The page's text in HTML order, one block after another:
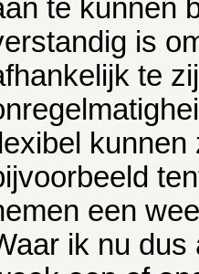
te kunnen
is
te
kunnen
een
ik nu dus